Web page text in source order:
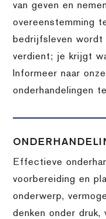
van geven en
overeenstemming
bedrijfsleven
verdient; je krijgt
Informeer naar
onderhandelingen
Effectieve
voorbereiding en
onderwerp,
denken onder druk,